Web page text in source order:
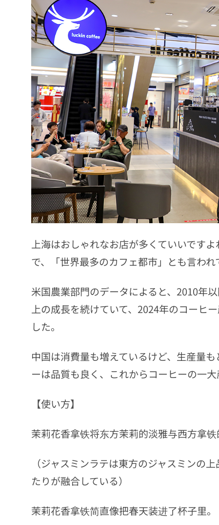
上海はおしゃれなお店が多くていいです
で、「世界最多のカフェ都市」とも言われ
米国農業部門のデータによると、2010年
上の成長を続けていて、2024年のコーヒ
した。
中国は消費量も増えているけど、生産量
ーは品質も良く、これからコーヒーの一
【使い方】
茉莉花香拿铁将东方茉莉的淡雅与西方拿铁
（ジャスミンラテは東方のジャスミンの
たりが融合している）
茉莉花香拿铁简直像把春天装进了杯子里。